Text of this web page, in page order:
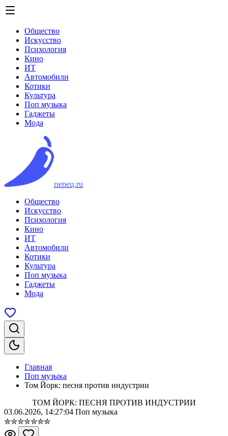
Общество
Искусство
Психология
Кино
ИТ
Автомобили
Котики
Культура
Поп музыка
Гаджеты
Мода
перец.ru
Общество
Искусство
Психология
Кино
ИТ
Автомобили
Котики
Культура
Поп музыка
Гаджеты
Мода
Главная
Поп музыка
Том Йорк: песня против индустрии
ТОМ ЙОРК: ПЕСНЯ ПРОТИВ ИНДУСТРИИ
03.06.2026, 14:27:04 Поп музыка
✮✮✮✮✮✮✮